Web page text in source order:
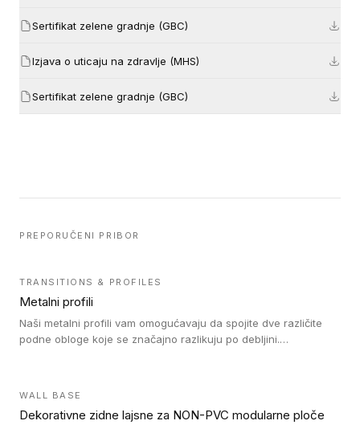
Sertifikat zelene gradnje (GBC)
Izjava o uticaju na zdravlje (MHS)
Sertifikat zelene gradnje (GBC)
PREPORUČENI PRIBOR
TRANSITIONS & PROFILES
Metalni profili
Naši metalni profili vam omogućavaju da spojite dve različite
podne obloge koje se značajno razlikuju po debljini.
WALL BASE
Dekorativne zidne lajsne za NON-PVC modularne ploče